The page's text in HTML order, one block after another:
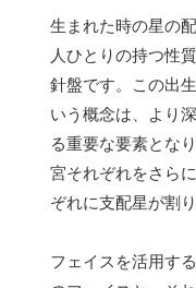
生まれた時の星の
人ひとりの持つ性
針盤です。この出
いう概念は、より
る重要な要素とな
宮それぞれをさら
ぞれに支配星が割
フェイスを活用す